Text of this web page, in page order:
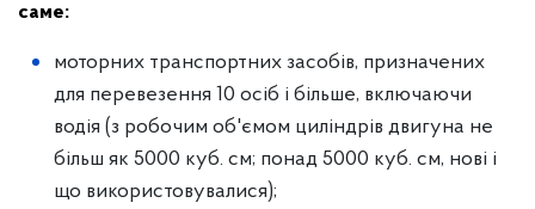
саме:
моторних транспортних засобів, призначених
для перевезення 10 осіб і більше, включаючи
водія (з робочим об'ємом циліндрів двигуна не
більш як 5000 куб. см; понад 5000 куб. см, нові і
що використовувалися);